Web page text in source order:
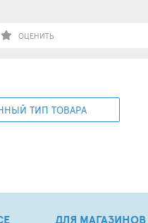
ОЦЕНИТЬ
ТИП ТОВАРА
ДЛЯ